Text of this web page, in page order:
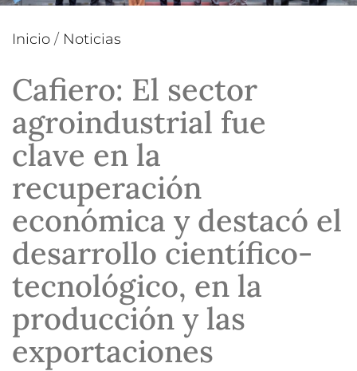
Inicio / Noticias
Cafiero: El sector
agroindustrial fue
clave en la
recuperación
económica y destacó el
desarrollo científico-
tecnológico, en la
producción y las
exportaciones